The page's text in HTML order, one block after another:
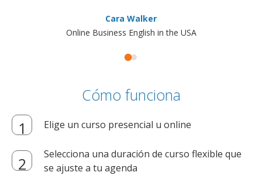
Cara Walker
Online Business English in the USA
Cómo funciona
Elige un curso presencial u online
Selecciona una duración de curso flexible que
se ajuste a tu agenda